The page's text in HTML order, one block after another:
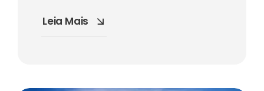
Leia Mais